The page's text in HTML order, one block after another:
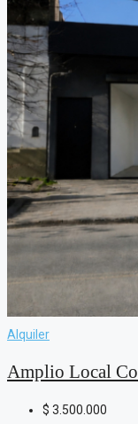
Alquiler
Amplio Local
$ 3.500.000